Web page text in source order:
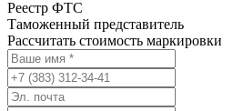
Реестр ФТС
Таможенный представитель
Рассчитать стоимость маркировки